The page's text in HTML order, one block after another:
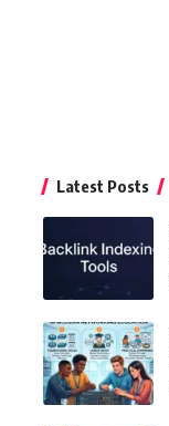
Latest Posts